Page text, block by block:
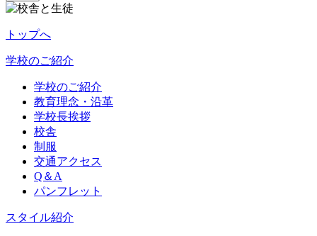
トップへ
学校のご紹介
学校のご紹介
教育理念・沿革
学校長挨拶
校舎
制服
交通アクセス
Q＆A
パンフレット
スタイル紹介